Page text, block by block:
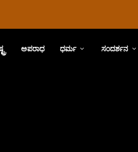
ಅಪರಾಧ ಧರ್ಮ ಸಂದರ್ಶನ